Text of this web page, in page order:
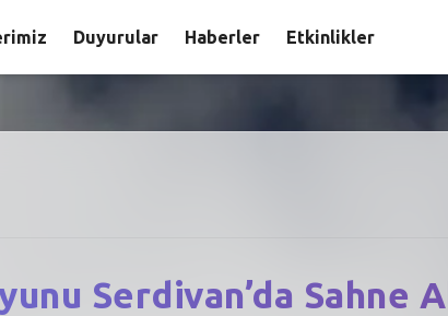
Serdivan’da Sahne
Duyurular Haberler Etkinlikler